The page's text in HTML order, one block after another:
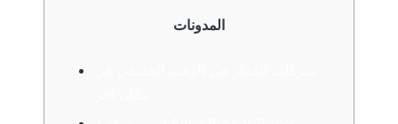
المدونات